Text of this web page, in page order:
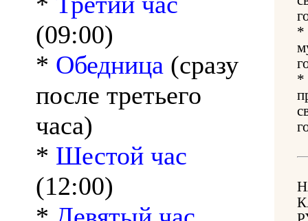
(09:00)
* Обедница (сразу
после третьего
часа)
* Шестой час
(12:00)
*
*